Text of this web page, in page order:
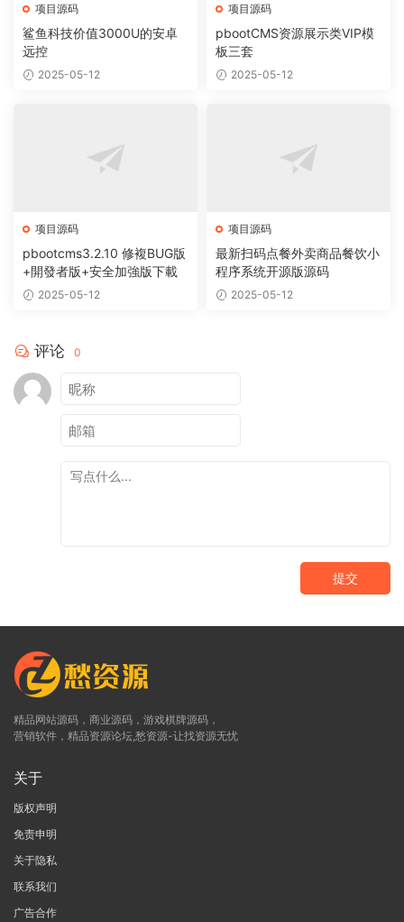
项目源码
鲨鱼科技价值3000U的安卓
远控
2025-05-12
项目源码
pbootCMS资源展示类VIP模
板三套
2025-05-12
项目源码
pbootcms3.2.10 修複BUG版
+開發者版+安全加強版下載
2025-05-12
项目源码
最新扫码点餐外卖商品餐饮小
程序系统开源版源码
2025-05-12
评论 0
提交
精品网站源码，商业源码，游戏棋牌源码，
营销软件，精品资源论坛,愁资源-让找资源无忧
关于
版权声明
免责申明
关于隐私
联系我们
广告合作